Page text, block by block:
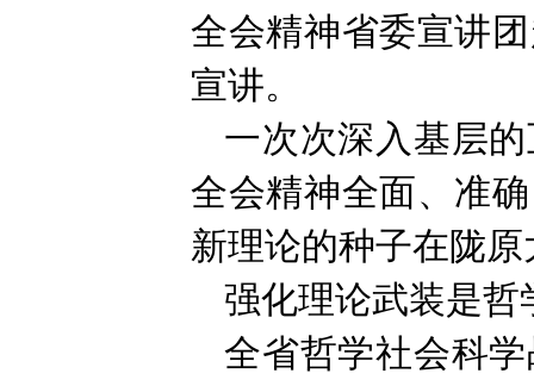
全会精神省委宣讲
宣讲。
一次次深入基层
全会精神全面、准
新理论的种子在陇
强化理论武装是
全省哲学社会科